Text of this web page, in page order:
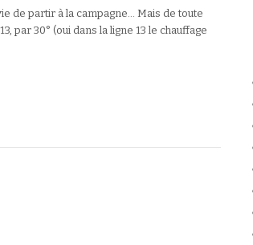
de partir à la campagne… Mais de toute
par 30° (oui dans la ligne 13 le chauffage